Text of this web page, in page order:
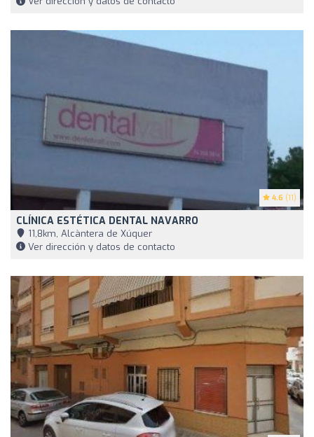
4.6 (11)
CLÍNICA ESTÉTICA DENTAL NAVARRO
11,8km, Alcàntera de Xúquer
Ver dirección y datos de contacto